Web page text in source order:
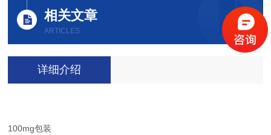
相关文章
ARTICLES
详细介绍
100mg包装